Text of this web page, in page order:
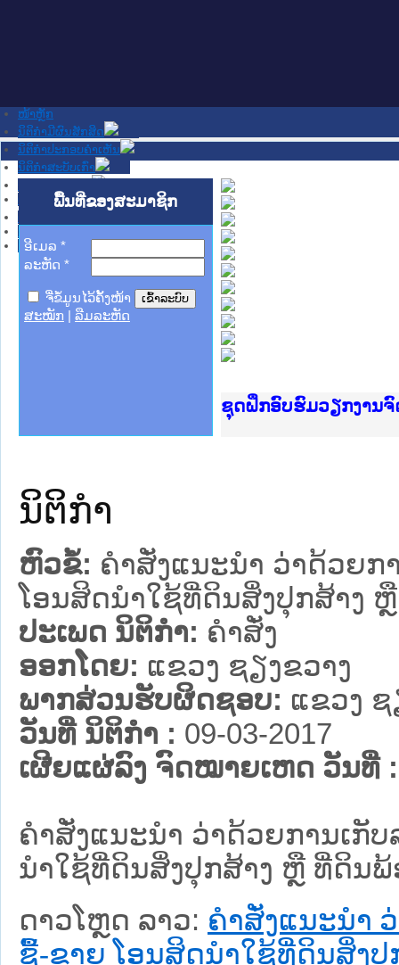
ໜ້າຫຼັກ
ນິຕິກໍາມີຜົນສັກສິດ
ນິຕິກໍາປະກອບຄໍາເຫັນ
ນິຕິກໍາສະບັບເກົ່າ
ເວັບໄຊອື່ນໆ
ຊ່ວຍເຫຼືອ
ພື້ນທີ່ຂອງສະມາຊິກ
ອີເມລ *
ລະຫັດ *
ຈື່ຂໍ້ມູນໄວ້ຄັ້ງໜ້າ
ສະໝັກ
ລືມລະຫັດ
Ministry of Justice
ເຜີຍແຜ່ວັບໄຊຈົດໝາຍ
ກະຊວງຍຸຕິທຳ
ຊຸດຝຶກອົບຮົມວຽກງານ
ກອງປະຊຸມທົບທວນຄືນ
ຝຶກອົບຮົມ ຜູ່ປະສານງາ
ຝຶກອົບຮົມ ຜູ່ປະສານງາ
ເຜີຍແຜ່ແອັບກົດໝາຍລ
ເຜີຍແຜ່ແອັບກົດໝາຍລ
ຍົກລະດັບວຽກງານຈົດ
ຊຸດຝຶກອົບຮົມວຽກງານ
ນິຕິກໍາ
ຫົວຂໍ້: ຄໍາສັ່ງແນະນໍາ ວ່າດ້ວຍກ
ໂອນສິດນໍາໃຊ້ທີ່ດິນສິ່ງປຸກສ້າງ
ປະເພດ ນິຕິກໍາ: ຄໍາສັ່ງ
ອອກໂດຍ: ແຂວງ ຊຽງຂວາງ
ພາກສ່ວນຮັບຜິດຊອບ: ແຂວງ ຊ
ວັນທີ່ ນິຕິກໍາ : 09-03-2017
ເຜີຍແຜ່ລົງ ຈົດໝາຍເຫດ ວັນທີ່ :
ຄໍາສັ່ງແນະນໍາ ວ່າດ້ວຍການເກັ
ນໍາໃຊ້ທີ່ດິນສິ່ງປຸກສ້າງ ຫຼື ທີ່ດິນ
ດາວໂຫຼດ ລາວ: ຄໍາສັ່ງແນະນໍາ
ຊື້-ຂາຍ ໂອນສິດນໍາໃຊ້ທີ່ດິນສິ່ງ